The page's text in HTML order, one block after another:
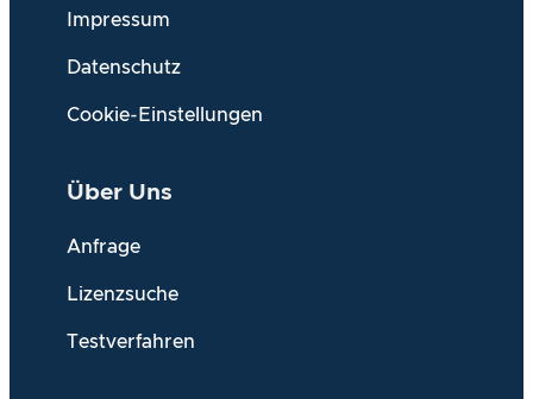
Impressum
Datenschutz
Cookie-Einstellungen
Über Uns
Anfrage
Lizenzsuche
Testverfahren